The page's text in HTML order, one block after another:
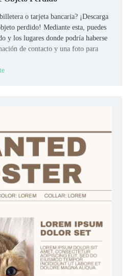
o tarjeta bancaria? ¡Descarga
perdido! Mediante esta, puedes
y los lugares donde podría haberse
de contacto y una foto para